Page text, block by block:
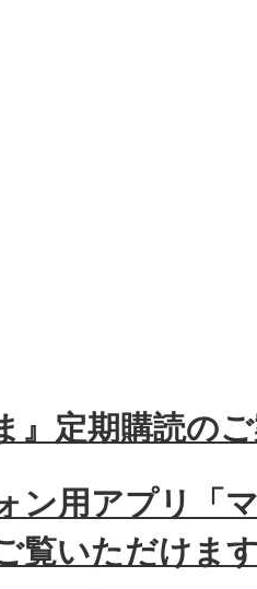
』定期購読の
ン用アプリ「
覧いただけま